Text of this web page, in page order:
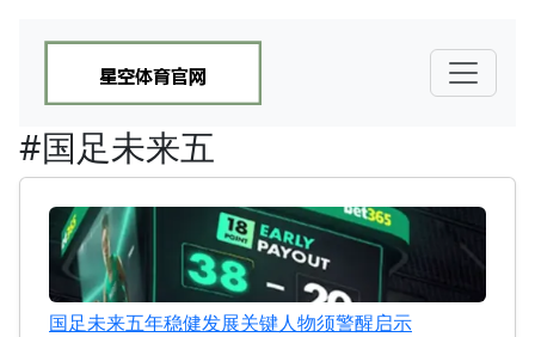
#国足未来五
国足未来五年稳健发展关键人物须警醒启示